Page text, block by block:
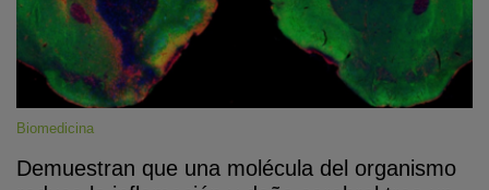
Biomedicina
Demuestran que una molécula del organismo